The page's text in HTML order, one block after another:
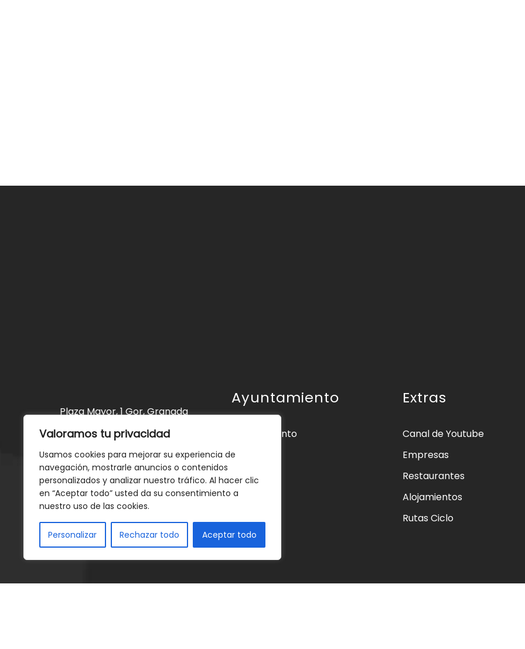
Valoramos tu privacidad
Usamos cookies para mejorar su experiencia de
navegación, mostrarle anuncios o contenidos
personalizados y analizar nuestro tráfico. Al hacer clic
en “Aceptar todo” usted da su consentimiento a
nuestro uso de las cookies.
Personalizar Rechazar todo Aceptar todo
Plaza Mayor, 1 Gor, Granada
Tlfno: 958 68 20 01
ayuntamientogor@hotmail.com
Ayuntamiento
Ayuntamiento
Gor
Servicios
Eventos
Contacto
Extras
Canal de Youtube
Empresas
Restaurantes
Alojamientos
Rutas Ciclo